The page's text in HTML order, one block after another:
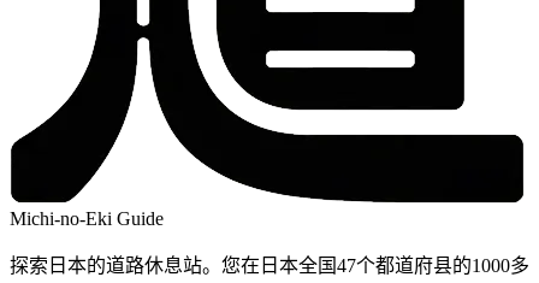
Michi-no-Eki Guide
探索日本的道路休息站。您在日本全国47个都道府县的1000多